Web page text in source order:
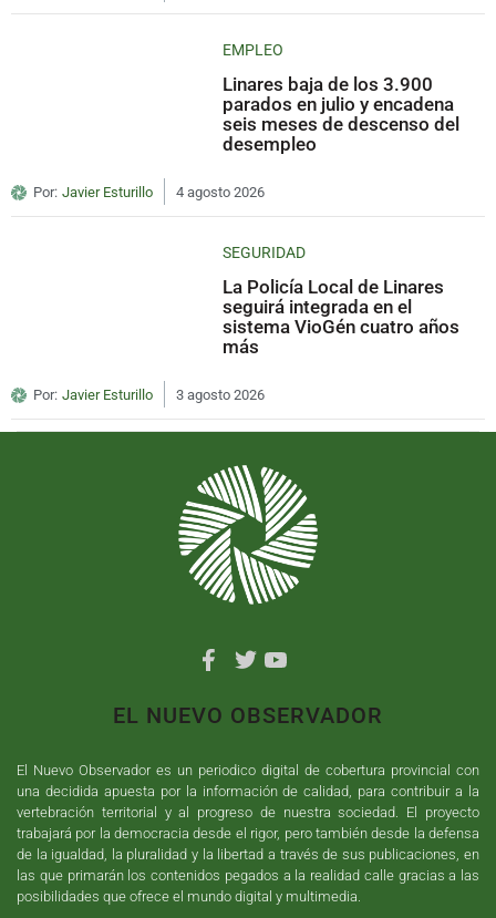
EMPLEO
Linares baja de los 3.900
parados en julio y encadena
seis meses de descenso del
desempleo
Por: Javier Esturillo 4 agosto 2026
SEGURIDAD
La Policía Local de Linares
seguirá integrada en el
sistema VioGén cuatro años
más
Por: Javier Esturillo 3 agosto 2026
EL NUEVO OBSERVADOR
El Nuevo Observador es un periodico digital de cobertura provincial con
una decidida apuesta por la información de calidad, para contribuir a la
vertebración territorial y al progreso de nuestra sociedad. El proyecto
trabajará por la democracia desde el rigor, pero también desde la defensa
de la igualdad, la pluralidad y la libertad a través de sus publicaciones, en
las que primarán los contenidos pegados a la realidad calle gracias a las
posibilidades que ofrece el mundo digital y multimedia.